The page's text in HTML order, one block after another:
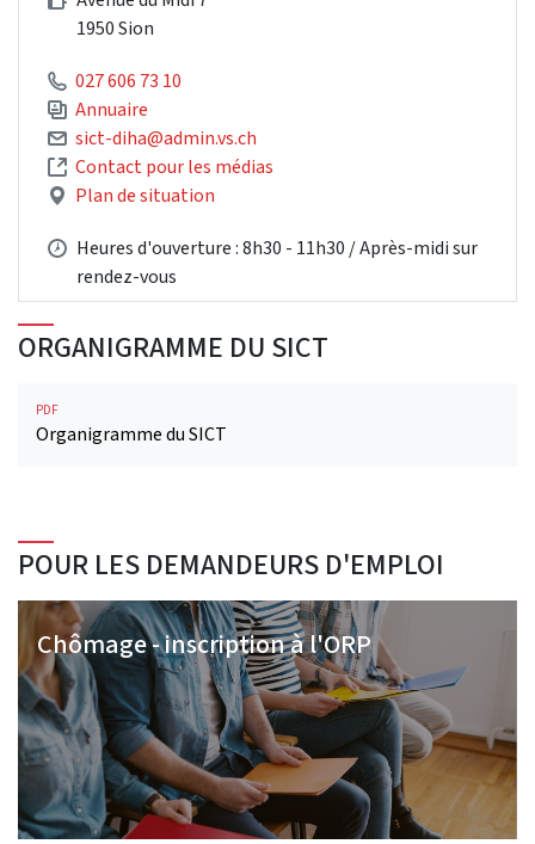
1950 Sion
027 606 73 10
Annuaire
sict-diha@admin.vs.ch
Contact pour les médias
Plan de situation
Heures d'ouverture : 8h30 - 11h30 / Après-midi sur
rendez-vous
ORGANIGRAMME DU SICT
PDF
Organigramme du SICT
POUR LES DEMANDEURS D'EMPLOI
Chômage - inscription à l'ORP